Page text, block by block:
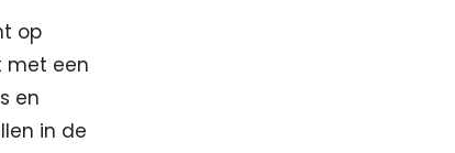
op
met een
en
in de